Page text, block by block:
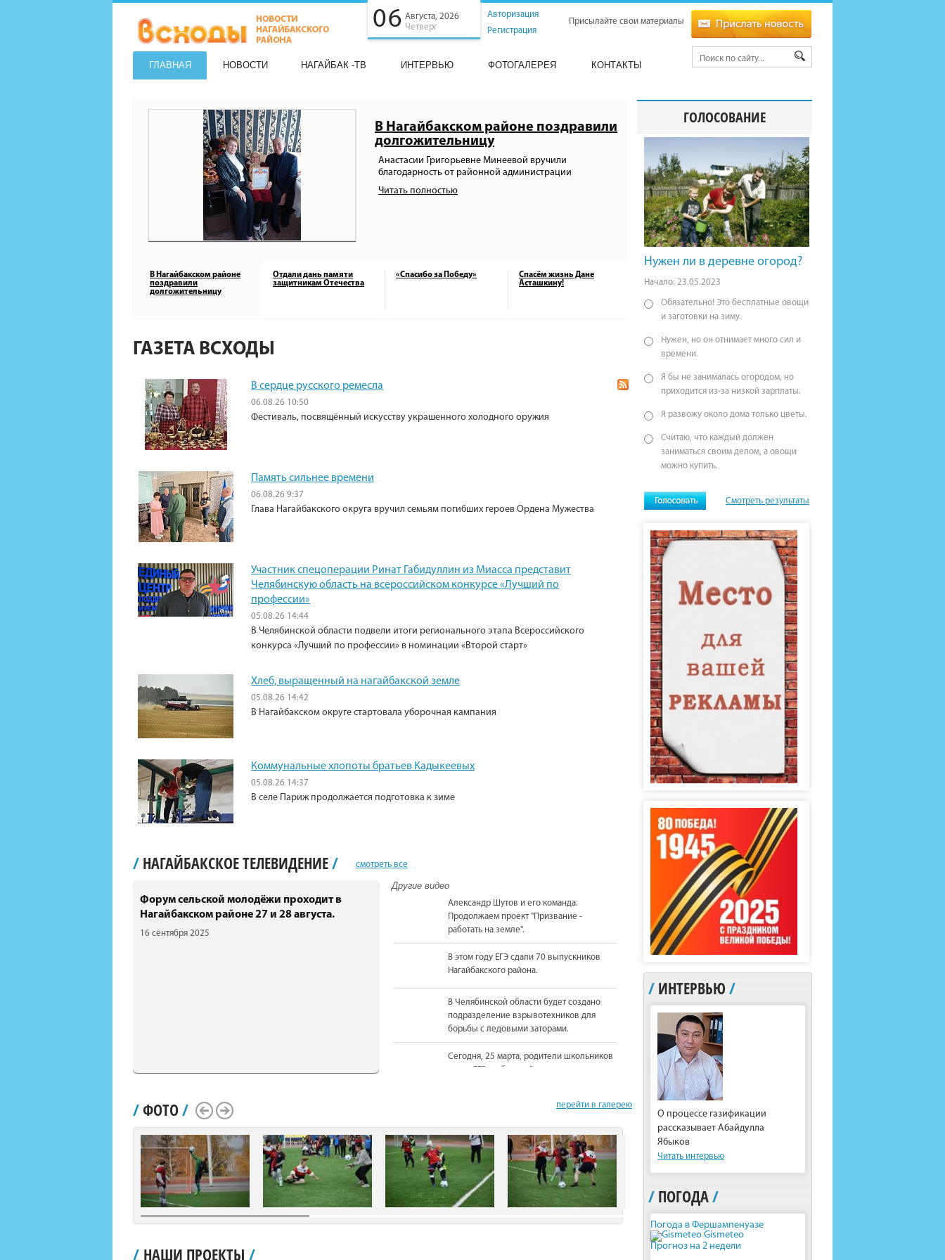
06 Августа, 2026
Четверг
Авторизация
Регистрация
Присылайте свои материалы
ГЛАВНАЯ НОВОСТИ НАГАЙБАК -ТВ ИНТЕРВЬЮ ФОТОГАЛЕРЕЯ КОНТАКТЫ
В Нагайбакском районе поздравили
долгожительницу
Анастасии Григорьевне Минеевой вручили
благодарность от районной администрации
Читать полностью
В Нагайбакском районе
поздравили
долгожительницу
Отдали дань памяти
защитникам Отечества
«Спасибо за Победу»
Спасём жизнь Дане
Асташкину!
ГАЗЕТА ВСХОДЫ
В сердце русского ремесла
06.08.26 10:50
Фестиваль, посвящённый искусству украшенного холодного оружия
Память сильнее времени
06.08.26 9:37
Глава Нагайбакского округа вручил семьям погибших героев Ордена Мужества
Участник спецоперации Ринат Габидуллин из Миасса представит
Челябинскую область на всероссийском конкурсе «Лучший по
профессии»
05.08.26 14:44
В Челябинской области подвели итоги регионального этапа Всероссийского
конкурса «Лучший по профессии» в номинации «Второй старт»
Хлеб, выращенный на нагайбакской земле
05.08.26 14:42
В Нагайбакском округе стартовала уборочная кампания
Коммунальные хлопоты братьев Кадыкеевых
05.08.26 14:37
В селе Париж продолжается подготовка к зиме
/ НАГАЙБАКСКОЕ ТЕЛЕВИДЕНИЕ/ смотреть все
Форум сельской молодёжи проходит в
Нагайбакском районе 27 и 28 августа.
16 сентября 2025
Другие видео
Александр Шутов и его команда.
Продолжаем проект "Призвание -
работать на земле".
В этом году ЕГЭ сдали 70 выпускников
Нагайбакского района.
В Челябинской области будет создано
подразделение взрывотехников для
борьбы с ледовыми заторами.
Сегодня, 25 марта, родители школьников
сдали ЕГЭ по базовой математике.
На должность Уполномоченного по
вновь назначена Юлия Сударенко
Юные читатели приняли участие в
чемпионате по чтению вслух.
В Нагайбакском районе установлен
/ФОТО/ перейти в галерею
Scroll LeftScroll Right
/ НАШИ ПРОЕКТЫ /
ГОЛОСОВАНИЕ
Нужен ли в деревне огород?
Начало: 23.05.2023
Обязательно! Это бесплатные овощи
и заготовки на зиму.
Нужен, но он отнимает много сил и
времени.
Я бы не занималась огородом, но
приходится из-за низкой зарплаты.
Я развожу около дома только цветы.
Считаю, что каждый должен
заниматься своим делом, а овощи
можно купить.
Смотреть результаты
/ ИНТЕРВЬЮ /
О процессе газификации
рассказывает Абайдулла
Ябыков
Читать интервью
/ ПОГОДА/
Погода в Фершампенуазе
Gismeteo
Прогноз на 2 недели